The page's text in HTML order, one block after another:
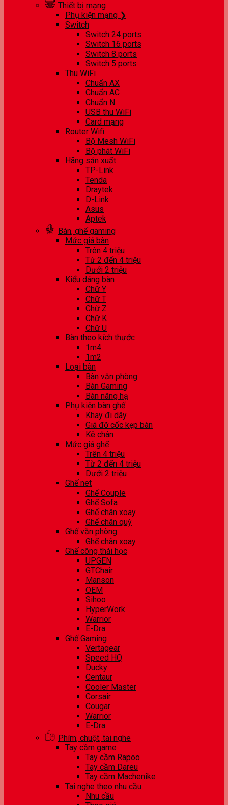
Thiết bị mạng
Phụ kiện mạng ❯
Switch
Switch 24 ports
Switch 16 ports
Switch 8 ports
Switch 5 ports
Thu WiFi
Chuẩn AX
Chuẩn AC
Chuẩn N
USB thu WiFi
Card mạng
Router Wifi
Bộ Mesh WiFi
Bộ phát WiFi
Hãng sản xuất
TP-Link
Tenda
Draytek
D-Link
Asus
Aptek
Bàn, ghế gaming
Mức giá bàn
Trên 4 triệu
Từ 2 đến 4 triệu
Dưới 2 triệu
Kiểu dáng bàn
Chữ Y
Chữ T
Chữ Z
Chữ K
Chữ U
Bàn theo kích thước
1m4
1m2
Loại bàn
Bàn văn phòng
Bàn Gaming
Bàn nâng hạ
Phụ kiện bàn ghế
Khay đi dây
Giá đỡ cốc kẹp bàn
Kê chân
Mức giá ghế
Trên 4 triệu
Từ 2 đến 4 triệu
Dưới 2 triệu
Ghế net
Ghế Couple
Ghế Sofa
Ghế chân xoay
Ghế chân quỳ
Ghế văn phòng
Ghế chân xoay
Ghế công thái học
UPGEN
GTChair
Manson
OEM
Sihoo
HyperWork
Warrior
E-Dra
Ghế Gaming
Vertagear
Speed HQ
Ducky
Centaur
Cooler Master
Corsair
Cougar
Warrior
E-Dra
Phím, chuột, tai nghe
Tay cầm game
Tay cầm Rapoo
Tay cầm Dareu
Tay cầm Machenike
Tai nghe theo nhu cầu
Nhu cầu